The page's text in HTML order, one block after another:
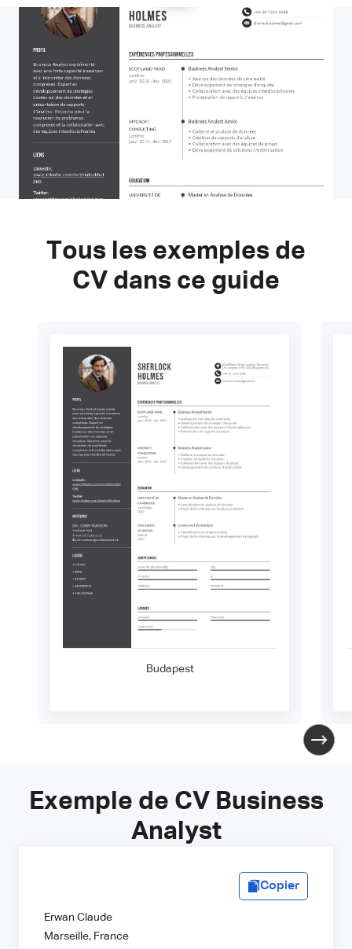
Tous les exemples de
CV dans ce guide
Budapest
Exemple de CV Business
Analyst
Copier
Erwan Claude
Marseille, France